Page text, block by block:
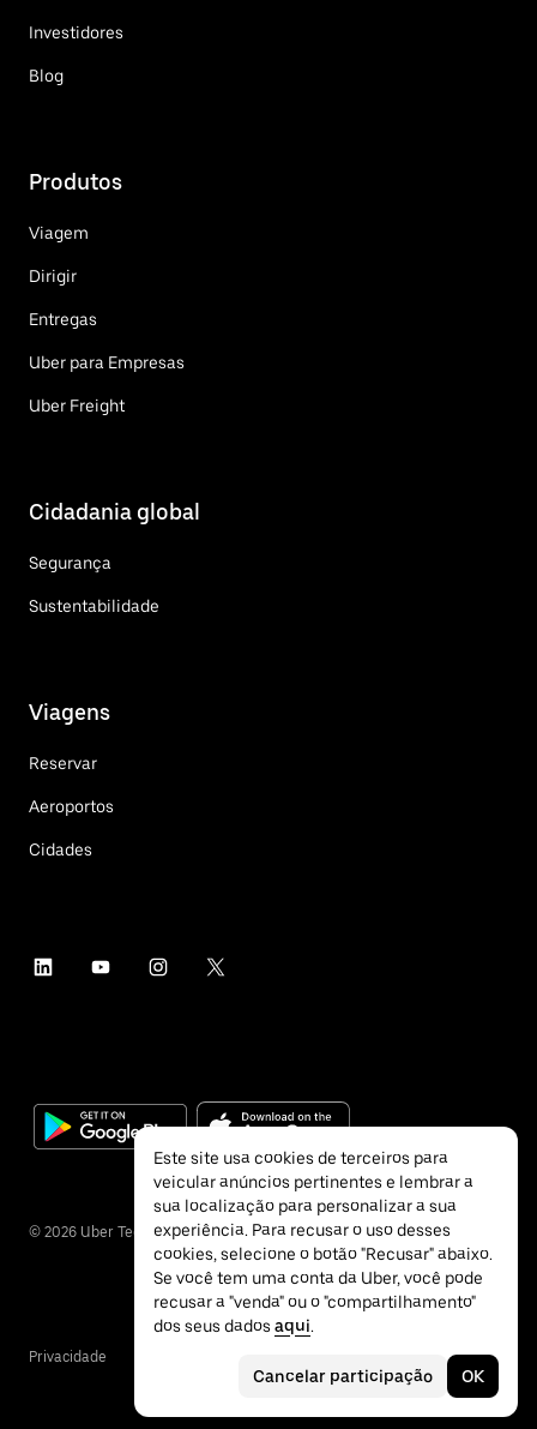
Investidores
Blog
Produtos
Viagem
Dirigir
Entregas
Uber para Empresas
Uber Freight
Cidadania global
Segurança
Sustentabilidade
Viagens
Reservar
Aeroportos
Cidades
© 2026 Uber Technologies Inc.
Privacidade
Este site usa cookies de terceiros para
veicular anúncios pertinentes e lembrar a
sua localização para personalizar a sua
experiência. Para recusar o uso desses
cookies, selecione o botão "Recusar" abaixo.
Se você tem uma conta da Uber, você pode
recusar a "venda" ou o "compartilhamento"
dos seus dados aqui.
Cancelar participação OK